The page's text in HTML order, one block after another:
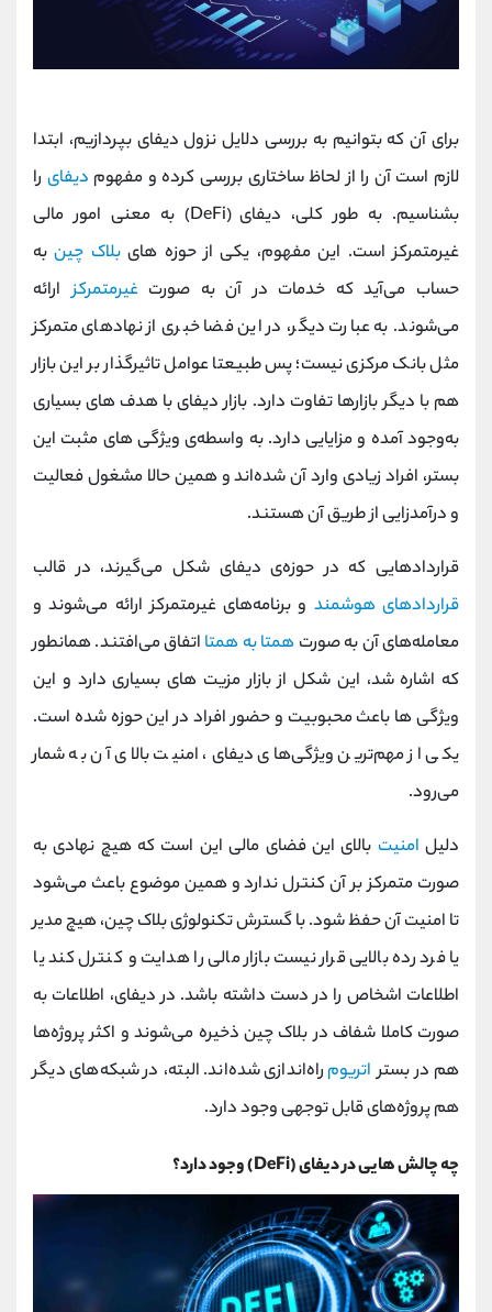
برای آن که بتوانیم به بررسی دلایل نزول دیفای بپردازیم، ابتدا
لازم است آن را از لحاظ ساختاری بررسی کرده و مفهوم دیفای را
بشناسیم. به طور کلی، دیفای(DeFi)به معنی امور مالی
غیرمتمرکز است. این مفهوم، یکی از حوزه‌ هایبلاک چینبه
حساب می‌آید که خدمات در آن به صورتغیرمتمرکزارائه
می‌شوند. به عبارت دیگر، در این فضا خبری از نهادهای متمرکز
مثل بانک مرکزی نیست؛ پس طبیعتا عوامل تاثیرگذار بر این بازار
هم با دیگر بازارها تفاوت دارد. بازار دیفای با هدف‌ های بسیاری
به‌وجود آمده و مزایایی دارد. به واسطه‌ی ویژگی‌ های مثبت این
بستر، افراد زیادی وارد آن شده‌اند و همین حالا مشغول فعالیت
و درآمدزایی از طریق آن هستند.
قراردادهایی که در حوزه‌ی دیفای شکل می‌گیرند، در قالب
قراردادهای هوشمند و برنامه‌های غیرمتمرکز ارائه می‌شوند و
معامله‌های آن به صورت همتا به همتا اتفاق می‌افتند. همانطور
که اشاره شد، این شکل از بازار مزیت‌ های بسیاری دارد و این
ویژگی‌ ها باعث محبوبیت و حضور افراد در این حوزه شده است.
یکی از مهم‌ترین ویژگی‌های دیفای، امنیت بالای آن به شمار
می‌رود.
دلیل امنیت بالای این فضای مالی این است که هیچ نهادی به
صورت متمرکز بر آن کنترل ندارد و همین موضوع باعث می‌شود
تا امنیت آن حفظ شود. با گسترش تکنولوژی بلاک چین، هیچ مدیر
یا فرد رده‌ بالایی قرار نیست بازار مالی را هدایت و کنترل کند یا
اطلاعات اشخاص را در دست داشته باشد. در دیفای، اطلاعات به
صورت کاملا شفاف در بلاک چین ذخیره می‌شوند و اکثر پروژه‌ها
هم در بستراتریوم راه‌اندازی شده‌اند. البته، در شبکه‌های دیگر
هم پروژه‌های قابل توجهی وجود دارد.
چه چالش‌ هایی دردیفای(DeFi)وجود دارد؟